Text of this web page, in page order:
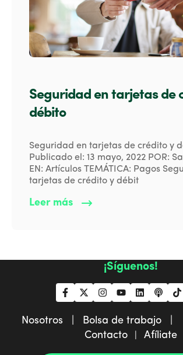
Seguridad en tarjetas de
débito
Seguridad en tarjetas de crédito y
Publicado el: 13 mayo, 2022 POR:
EN: Artículos TEMÁTICA: Pagos
tarjetas de crédito y débit
Leer más
¡Síguenos!
Nosotros | Bolsa de trabajo |
Contacto| Afíliate